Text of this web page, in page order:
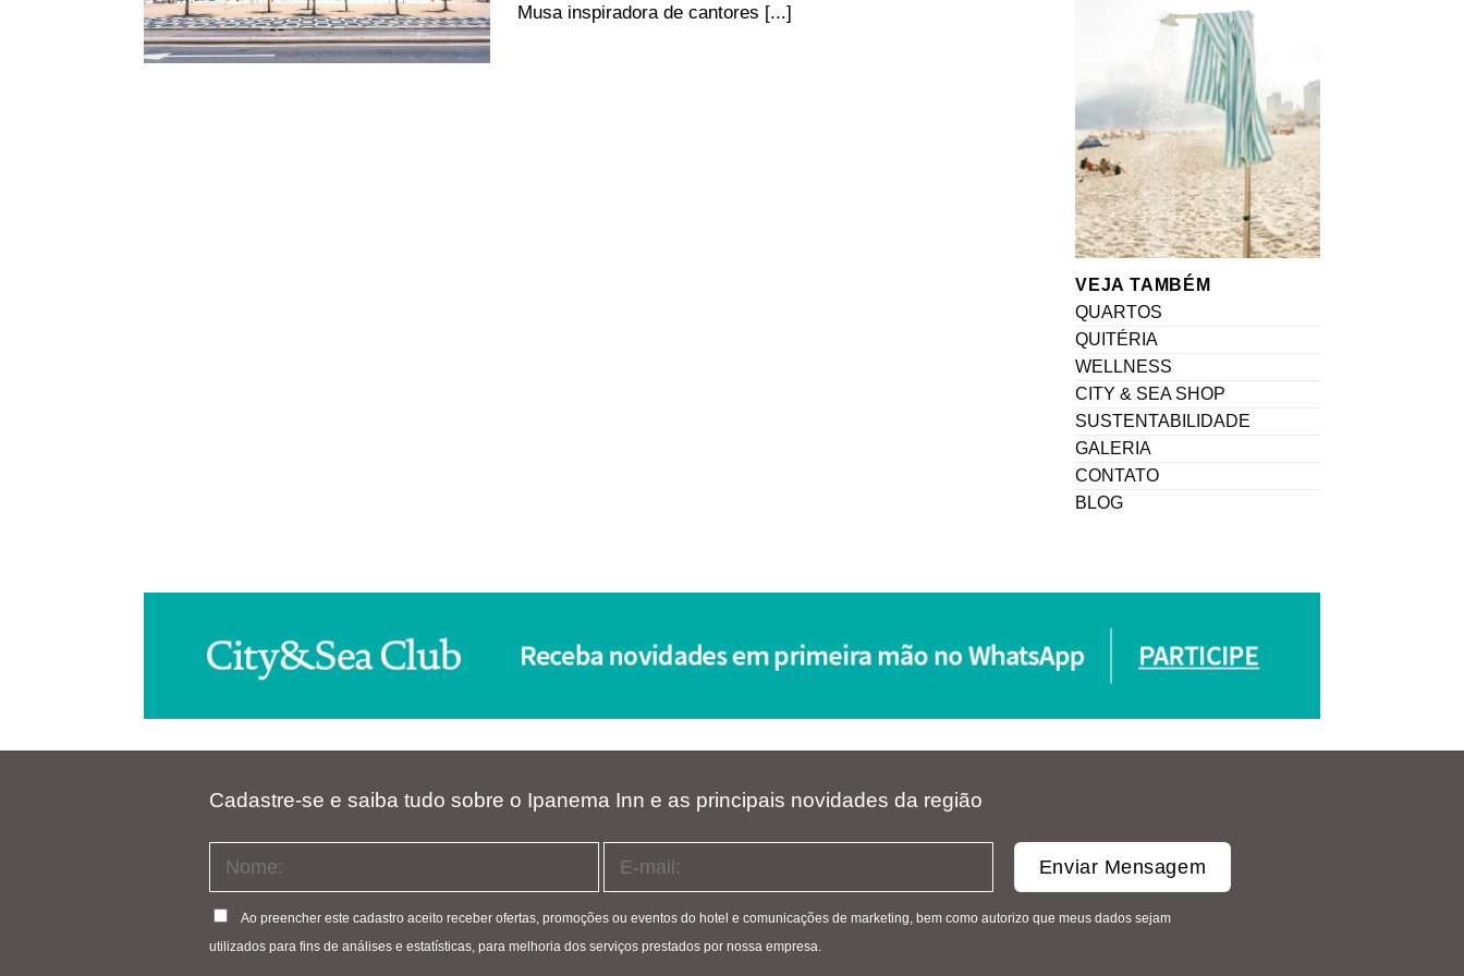
Musa inspiradora de cantores [...]
VEJA TAMBÉM
QUARTOS
QUITÉRIA
WELLNESS
CITY & SEA SHOP
SUSTENTABILIDADE
GALERIA
CONTATO
BLOG
Cadastre-se e saiba tudo sobre o Ipanema Inn e as principais novidades da região
Ao preencher este cadastro aceito receber ofertas, promoções ou eventos do hotel e comunicações de marketing, bem como autorizo que meus dados sejam
utilizados para fins de análises e estatísticas, para melhoria dos serviços prestados por nossa empresa.